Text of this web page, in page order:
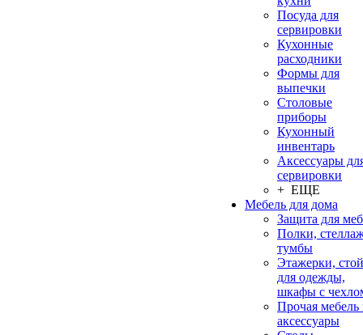
Посуда для
сервировки
Кухонные
расходники
Формы для
выпечки
Столовые
приборы
Кухонный
инвентарь
Аксессуары
сервировки
+ ЕЩЕ
Мебель для дома
Защита для
Полки,
тумбы
Этажерки,
для одежды,
шкафы с
Прочая мебель
аксессуары